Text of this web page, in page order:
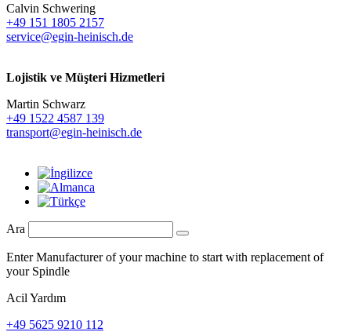
Calvin Schwering
+49 151 1805 2157
service@egin-heinisch.de
Lojistik ve Müşteri Hizmetleri
Martin Schwarz
+49 1522 4587 139
transport@egin-heinisch.de
Ara
Enter Manufacturer of your machine to start with replacement of
your Spindle
Acil Yardım
+49 5625 9210 112